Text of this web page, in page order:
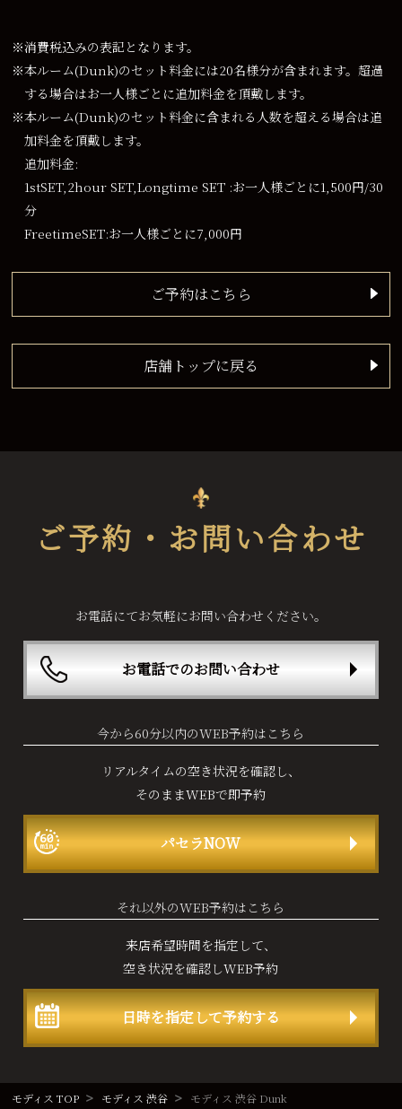
※消費税込みの表記となります。
※本ルーム(Dunk)のセット料金には20名様分が含まれます。超過
する場合はお一人様ごとに追加料金を頂戴します。
※本ルーム(Dunk)のセット料金に含まれる人数を超える場合は追
加料金を頂戴します。
追加料金:
1stSET,2hour SET,Longtime SET :お一人様ごとに1,500円/30
分
FreetimeSET:お一人様ごとに7,000円
ご予約はこちら
店舗トップに戻る
ご予約・お問い合わせ
お電話にてお気軽にお問い合わせください。
お電話でのお問い合わせ
今から60分以内のWEB予約はこちら
リアルタイムの空き状況を確認し、
そのままWEBで即予約
パセラNOW
それ以外のWEB予約はこちら
来店希望時間を指定して、
空き状況を確認しWEB予約
日時を指定して予約する
モディス TOP モディス 渋谷 モディス 渋谷 Dunk